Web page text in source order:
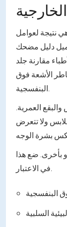
نتيجة لعوامل
دليل مضحك
مقارنة جلد
الأشعة فوق
البنفسجية.
العمرية.
ولا تتعرض
بأخرى. ضع هذا
في الاعتبار.